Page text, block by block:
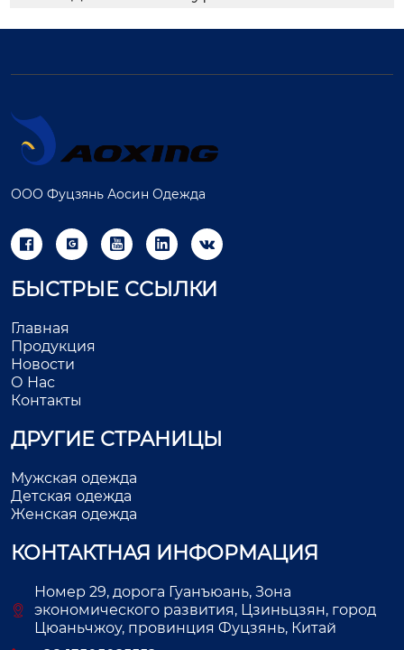
ООО Фуцзянь Аосин Одежда
    
БЫСТРЫЕ ССЫЛКИ
Главная
Продукция
Новости
О Нас
Контакты
ДРУГИЕ СТРАНИЦЫ
Мужская одежда
Детская одежда
Женская одежда
КОНТАКТНАЯ ИНФОРМАЦИЯ
Номер 29, дорога Гуанъюань, Зона
экономического развития, Цзиньцзян, город
Цюаньчжоу, провинция Фуцзянь, Китай